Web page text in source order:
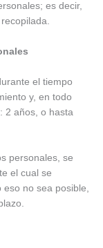
es decir,
el tiempo
y, en todo
2 años, o hasta
personales, se
el cual se
no sea posible,